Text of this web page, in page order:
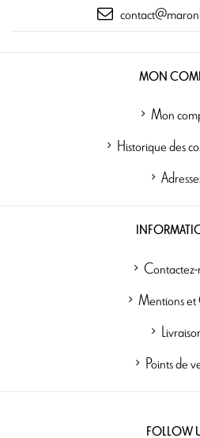
MON
Mon
Historique des
Mentions
Points de
FOLLOW